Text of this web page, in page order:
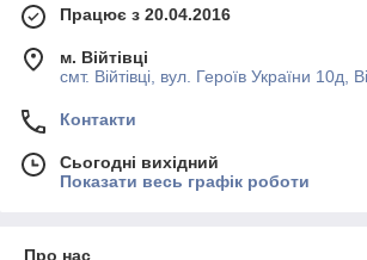
Працює з 20.04.2016
м. Війтівці
смт. Війтівці, вул. Героїв України 10д,
Контакти
Сьогодні вихідний
Показати весь графік роботи
Про нас